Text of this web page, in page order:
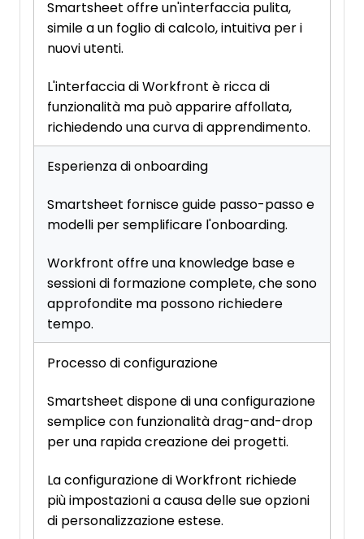
Smartsheet offre un'interfaccia pulita,
simile a un foglio di calcolo, intuitiva per i
nuovi utenti.
L'interfaccia di Workfront è ricca di
funzionalità ma può apparire affollata,
richiedendo una curva di apprendimento.
Esperienza di onboarding
Smartsheet fornisce guide passo-passo e
modelli per semplificare l'onboarding.
Workfront offre una knowledge base e
sessioni di formazione complete, che sono
approfondite ma possono richiedere
tempo.
Processo di configurazione
Smartsheet dispone di una configurazione
semplice con funzionalità drag-and-drop
per una rapida creazione dei progetti.
La configurazione di Workfront richiede
più impostazioni a causa delle sue opzioni
di personalizzazione estese.